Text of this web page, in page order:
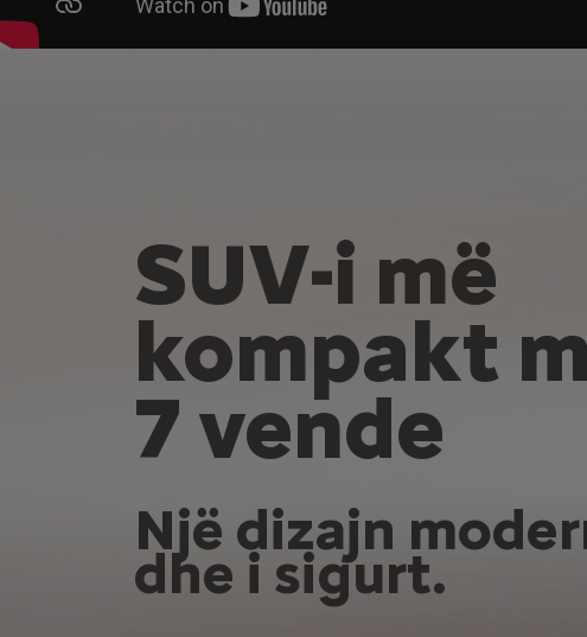
SUV-i më
kompakt
7 vende
Një dizajn
dhe i sigurt.